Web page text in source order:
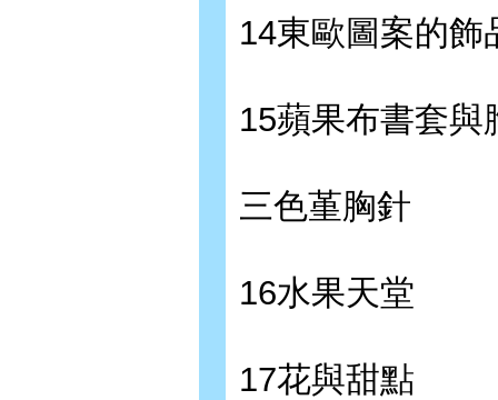
14東歐圖案的飾
15蘋果布書套與
三色堇胸針
16水果天堂
17花與甜點